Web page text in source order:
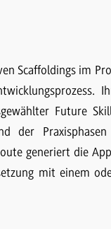
Scaffoldings im
Future
der Praxisphasen
generiert die
mit einem